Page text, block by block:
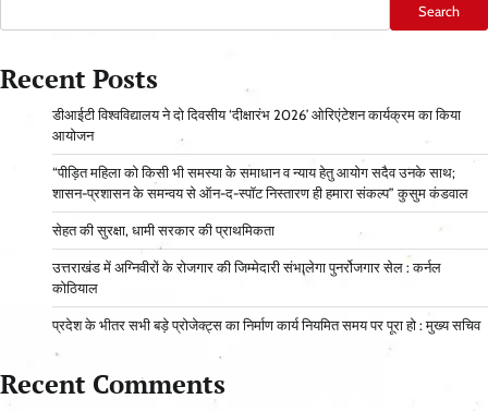
Search
Recent Posts
डीआईटी विश्वविद्यालय ने दो दिवसीय ‘दीक्षारंभ 2026’ ओरिएंटेशन कार्यक्रम का किया
आयोजन
“पीड़ित महिला को किसी भी समस्या के समाधान व न्याय हेतु आयोग सदैव उनके साथ;
शासन-प्रशासन के समन्वय से ऑन-द-स्पॉट निस्तारण ही हमारा संकल्प” कुसुम कंडवाल
सेहत की सुरक्षा, धामी सरकार की प्राथमिकता
उत्तराखंड में अग्निवीरों के रोजगार की जिम्मेदारी संभालेगा पुनर्रोजगार सेल : कर्नल
कोठियाल
प्रदेश के भीतर सभी बड़े प्रोजेक्ट्स का निर्माण कार्य नियमित समय पर पूरा हो : मुख्य सचिव
Recent Comments